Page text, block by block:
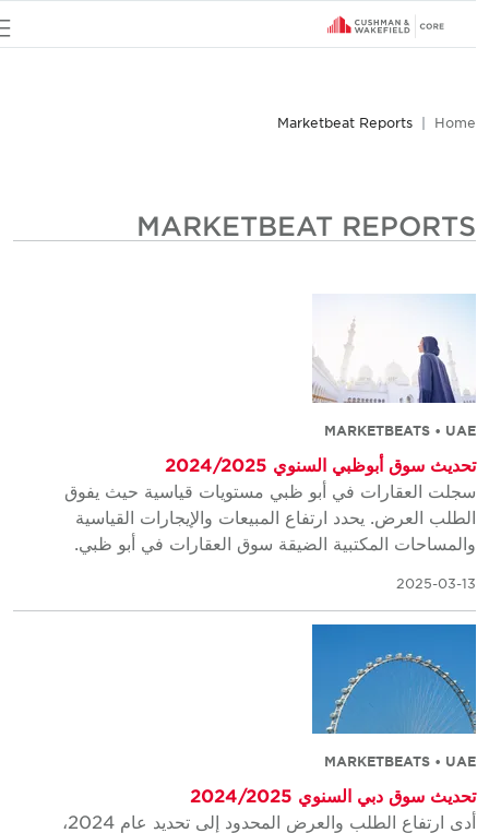
Home
Marketbeat Reports
MARKETBEAT REPORTS
MARKETBEATS • UAE
تحديث سوق أبوظبي السنوي 2024/2025
سجلت العقارات في أبو ظبي مستويات قياسية حيث يفوق
الطلب العرض. يحدد ارتفاع المبيعات والإيجارات القياسية
والمساحات المكتبية الضيقة سوق العقارات في أبو ظبي.
2025-03-13
MARKETBEATS • UAE
تحديث سوق دبي السنوي 2024/2025
أدى ارتفاع الطلب والعرض المحدود إلى تحديد عام 2024،